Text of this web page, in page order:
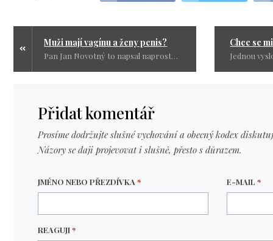
Muži mají vagínu a ženy penis?
Pan Jan Novotný to napsal naprosto bravurně a proto jsem článek převzala, aby si čtenáři mohli užít jeho perfektní článek. Pak jsem zařadila svůj starší článek, protože je to stále víc aktuální a já dodám, chraňte svoje děti před takovým světem a snažte se, aby rozum zvítězil jak blbostí.
Přidat komentář
Prosíme dodržujte slušné vychování a obecný kodex
Názory se daji projevovat i slušně, přesto s důrazem.
JMÉNO NEBO PŘEZDÍVKA* E-MAIL*
REAGUJI*